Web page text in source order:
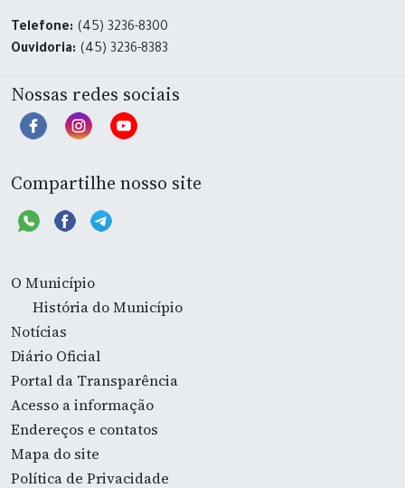
Telefone: (45) 3236-8300
Ouvidoria: (45) 3236-8383
Nossas redes sociais
Compartilhe nosso site
O Município
História do Município
Notícias
Diário Oficial
Portal da Transparência
Acesso a informação
Endereços e contatos
Mapa do site
Política de Privacidade